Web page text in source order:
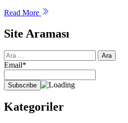
Read More
Site Araması
Arama:
Email*
Kategoriler